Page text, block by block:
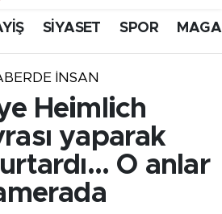
SİYASET SPOR
INSAN
Heimlich
yaparak
O anlar
Durumu ve Fikstür